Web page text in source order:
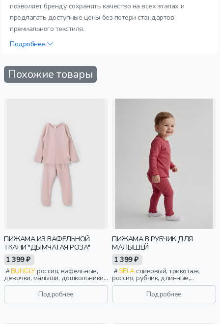
позволяет бренду сохранять качество на всех этапах и
предлагать доступные цены без потери стандартов
премиального текстиля.
Подробнее
Похожие товары
ПИЖАМА ИЗ ВАФЕЛЬНОЙ
ТКАНИ "ДЫМЧАТАЯ РОЗА"
1 399 ₽
BUNGLYроссия, вафельные,
девочки, малыши, дошкольники,
дети
Подробнее
ПИЖАМА В РУБЧИК ДЛЯ
МАЛЫШЕЙ
1 399 ₽
SELAсливовый, трикотаж,
россия, рубчик, длинные,
прилегающие, застежка, кнопки,
бант, манжета, вырез, круглый
вырез, пояс, кружево,
эластичные, малыши, дети
Подробнее